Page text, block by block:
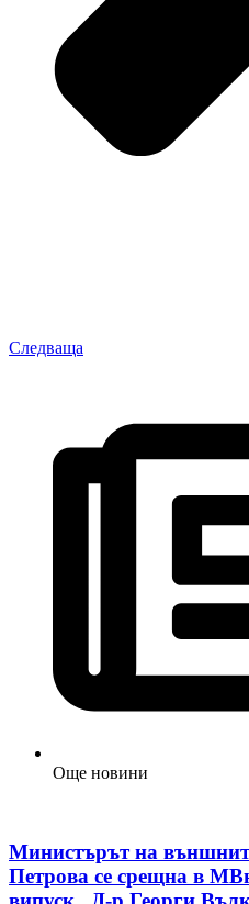
Следваща
Още новини
Министърът на
Петрова се срещна в